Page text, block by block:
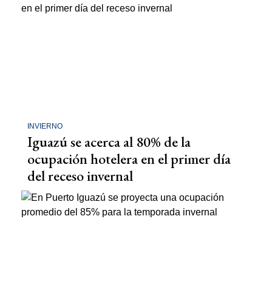
INVIERNO
Iguazú se acerca al 80% de la
ocupación hotelera en el primer día
del receso invernal